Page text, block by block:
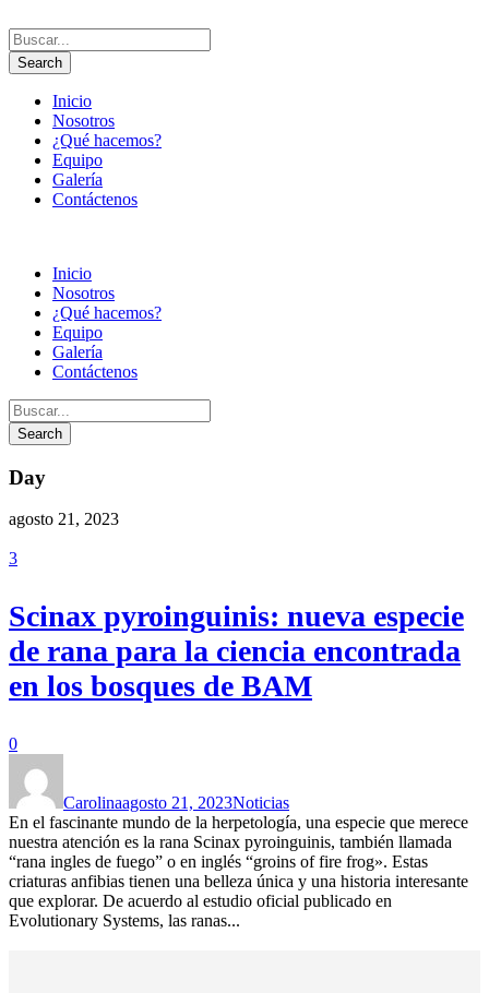
Inicio
Nosotros
¿Qué hacemos?
Equipo
Galería
Contáctenos
Inicio
Nosotros
¿Qué hacemos?
Equipo
Galería
Contáctenos
Day
agosto 21, 2023
3
Scinax pyroinguinis: nueva especie
de rana para la ciencia encontrada
en los bosques de BAM
0
Carolinaagosto 21, 2023Noticias
En el fascinante mundo de la herpetología, una especie que merece
nuestra atención es la rana Scinax pyroinguinis, también llamada
“rana ingles de fuego” o en inglés “groins of fire frog». Estas
criaturas anfibias tienen una belleza única y una historia interesante
que explorar. De acuerdo al estudio oficial publicado en
Evolutionary Systems, las ranas...